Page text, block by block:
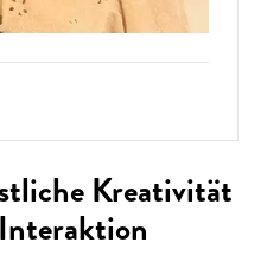
Kreativität